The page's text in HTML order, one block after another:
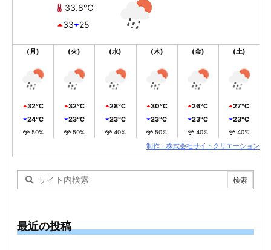
33.8℃
33
25
(月)
32℃
24℃
50%
(火)
32℃
23℃
50%
(水)
28℃
23℃
40%
(木)
30℃
23℃
50%
(金)
26℃
23℃
40%
(土)
27℃
23℃
40%
制作：株式会社サイトクリエーション
最近の投稿